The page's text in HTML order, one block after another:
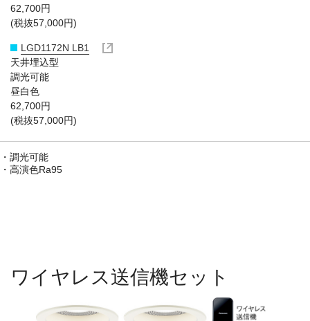
62,700円
(税抜57,000円)
LGD1172N LB1
天井埋込型
調光可能
昼白色
62,700円
(税抜57,000円)
調光可能
高演色Ra95
ワイヤレス送信機セット